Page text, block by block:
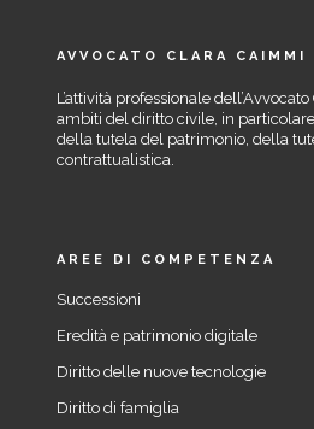
AVVOCATO CLARA CAIMMI
L’attività professionale
ambiti del diritto civile, in
della tutela del patrimonio, della
contrattualistica.
AREE DI COMPETENZA
Successioni
Eredità e patrimonio digitale
Diritto delle nuove tecnologie
Diritto di famiglia